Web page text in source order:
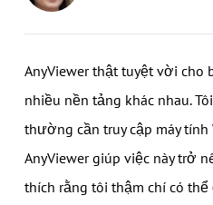
AnyViewer thật tuyệt vời cho
nhiều nền tảng khác nhau.
thường cần truy cập máy
AnyViewer giúp việc này trở
thích rằng tôi thậm chí có